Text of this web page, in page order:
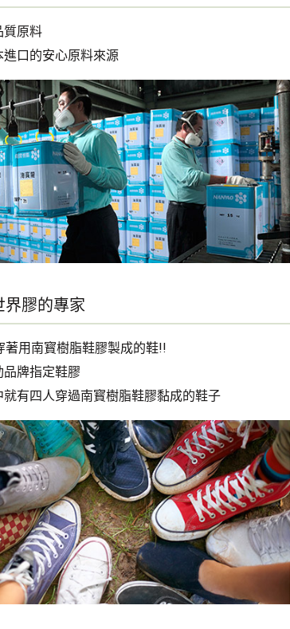
質原料
口的安心原料來源
界膠的專家
著用南寳樹脂鞋膠製成的鞋!!
牌指定鞋膠
有四人穿過南寳樹脂鞋膠黏成的鞋子